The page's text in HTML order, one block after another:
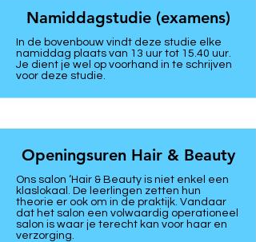
Namiddagstudie (examens)
In de bovenbouw vindt deze studie elke
namiddag plaats van 13 uur tot 15.40 uur.
Je dient je wel op voorhand in te schrijven
voor deze studie.
Openingsuren Hair & Beauty
Ons salon ‘Hair & Beauty is niet enkel een
klaslokaal. De leerlingen zetten hun
theorie er ook om in de praktijk. Vandaar
dat het salon een volwaardig operationeel
salon is waar je terecht kan voor haar en
verzorging.